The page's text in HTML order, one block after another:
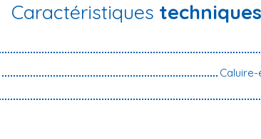
Caractéristiques techniques